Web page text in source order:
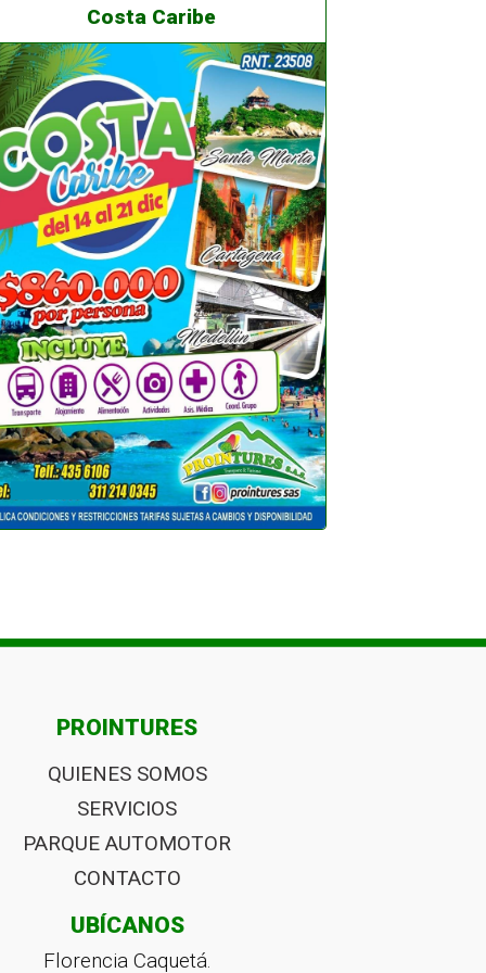
Costa Caribe
PROINTURES
QUIENES SOMOS
SERVICIOS
PARQUE AUTOMOTOR
CONTACTO
UBÍCANOS
Florencia Caquetá.